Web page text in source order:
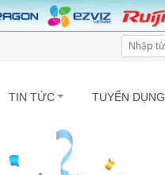
TIN TỨC TUYỂN DỤNG